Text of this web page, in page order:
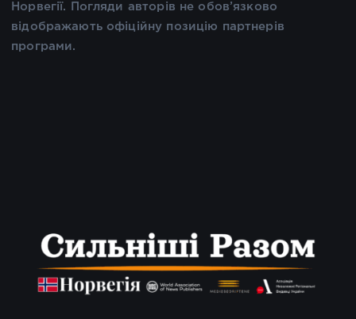
Норвегії. Погляди авторів не обов’язково
відображають офіційну позицію партнерів
програми.